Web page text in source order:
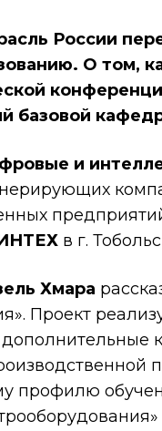
России
О том,
базовой
и
в г.
Хмара
Проект
профилю